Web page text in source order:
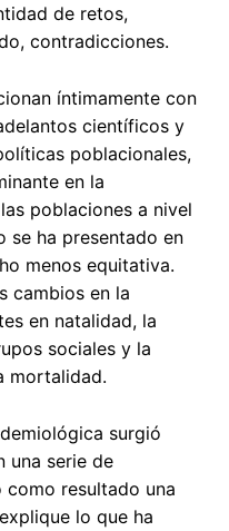
de retos,
contradicciones.
íntimamente con
científicos y
poblacionales,
en la
poblaciones a nivel
se ha presentado en
menos equitativa.
cambios en la
en natalidad, la
sociales y la
mortalidad.
surgió
una serie de
resultado una
lo que ha